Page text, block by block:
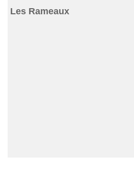
Les Rameaux